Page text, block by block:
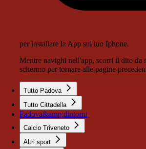
per installare la App sul tuo Iphone.
Mentre navighi nell'app, scorri il dito da
schermo per tornare alle pagine
Tutto Padova
Tutto Cittadella
Padova&amp;dintorni
Calcio Triveneto
Altri sport